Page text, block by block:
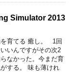
Simulator 2013
育てる 癒し。 1回
いんですがその次2
なかった。今まだ育
する。 味も薄けれ